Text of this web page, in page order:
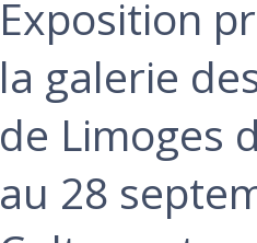
Exposition
la galerie
de Limoges
au 28